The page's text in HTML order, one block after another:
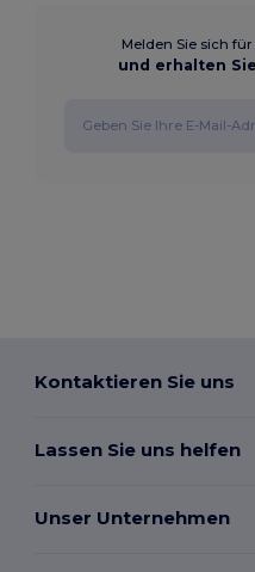
Melden Sie sich
und erhalten
Kontaktieren Sie uns
Lassen Sie uns helfen
Unser Unternehmen